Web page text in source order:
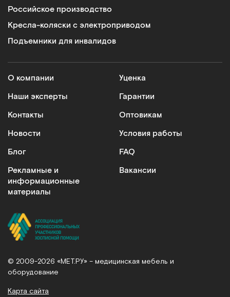
Российское производство
Кресла-коляски с электроприводом
Подъемники для инвалидов
О компании
Наши эксперты
Контакты
Новости
Блог
Рекламные и
информационные
материалы
Уценка
Гарантии
Оптовикам
Условия работы
FAQ
Вакансии
© 2009-2026 «МЕТ.РУ» – медицинская мебель и
оборудование
Карта сайта